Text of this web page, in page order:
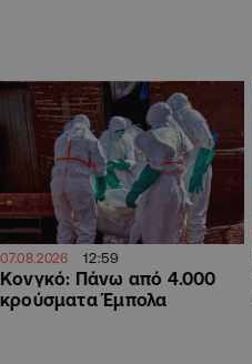
07.08.2026 12:59
Κονγκό: Πάνω από 4.000
κρούσματα Έμπολα